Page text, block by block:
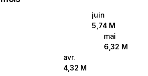
juin
5,74 M
mai
6,32 M
avr.
4,32 M